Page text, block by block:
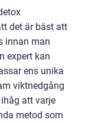
det är bäst att
innan man
expert kan
ens unika
viktnedgång
att varje
metod som